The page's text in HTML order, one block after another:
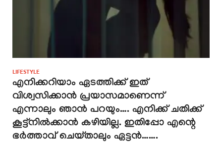
LIFESTYLE
എനിക്കറിയാം ഏടത്തിക്ക് ഇത്
വിശ്വസിക്കാൻ പ്രയാസമാണെന്ന്
എന്നാലും ഞാൻ പറയും…. എനിക്ക് ചതിക്ക്
കൂട്ട്നിൽക്കാൻ കഴിയില്ല. ഇതിപ്പോ എന്റെ
ഭർത്താവ് ചെയ്താലും ഏട്ടൻ…….